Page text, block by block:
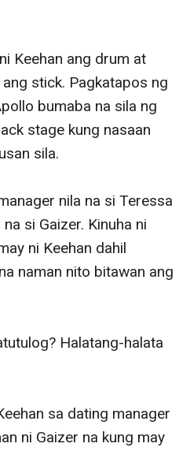
sa condition niyo.
Keehan ang ulo sa mga
sleep again."
Keehan ang drum at
stick. Pagkatapos ng
bumaba na sila ng
stage kung nasaan
sila.
nila na si Teressa
si Gaizer. Kinuha ni
ni Keehan dahil
naman nito bitawan ang
Halatang-halata
sa dating manager
ni Gaizer na kung may